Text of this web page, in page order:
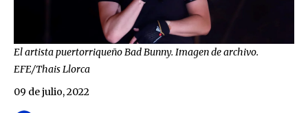
El artista puertorriqueño Bad Bunny. Imagen de archivo.
EFE/Thais Llorca
09 de julio, 2022